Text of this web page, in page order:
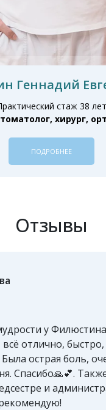
Геннадий
стаж 38 лет
хирург,
ПОДРОБНЕЕ
Отзывы
у
отлично, быстро,
острая боль,
Спасибо🙏💕.
и